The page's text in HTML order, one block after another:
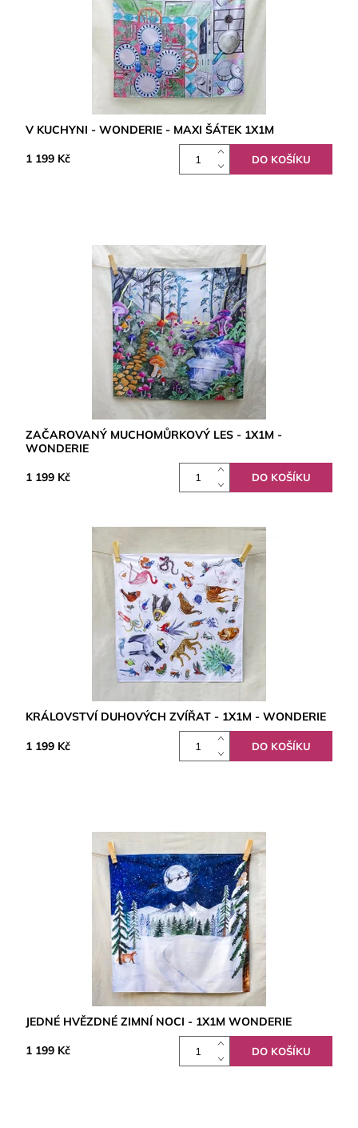
V KUCHYNI - WONDERIE - MAXI ŠÁTEK 1X1M
1 199 Kč
ZAČAROVANÝ MUCHOMŮRKOVÝ LES - 1X1M -
WONDERIE
1 199 Kč
KRÁLOVSTVÍ DUHOVÝCH ZVÍŘAT - 1X1M - WONDERIE
1 199 Kč
JEDNÉ HVĚZDNÉ ZIMNÍ NOCI - 1X1M WONDERIE
1 199 Kč